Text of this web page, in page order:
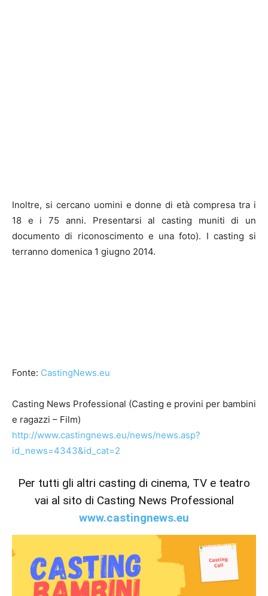
Inoltre, si cercano uomini e donne di età compresa tra i
18 e i 75 anni. Presentarsi al casting muniti di un
documento di riconoscimento e una foto). I casting si
terranno domenica 1 giugno 2014.
Fonte: CastingNews.eu
Casting News Professional (Casting e provini per bambini
e ragazzi – Film)
http://www.castingnews.eu/news/news.asp?
id_news=4343&id_cat=2
Per tutti gli altri casting di cinema, TV e teatro
vai al sito di Casting News Professional
www.castingnews.eu